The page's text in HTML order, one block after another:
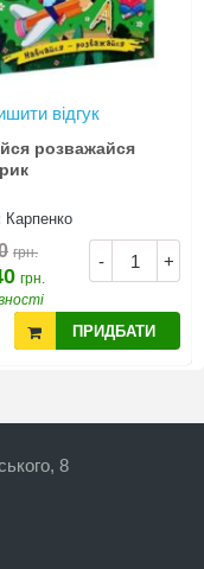
відгук
розважайся
Карпенко
- +
грн.
грн.
ПРИДБАТИ
8